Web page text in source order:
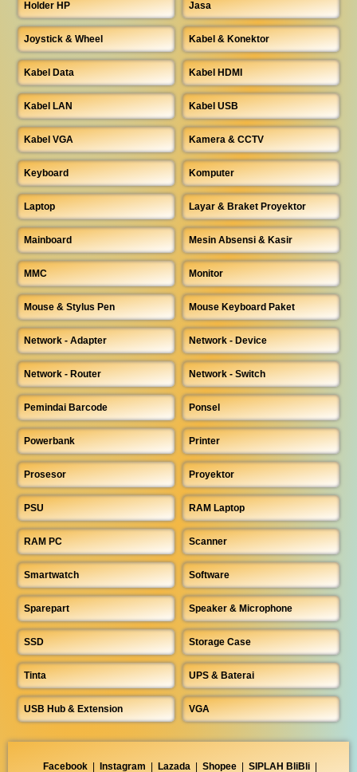
Holder HP Jasa
Joystick & Wheel Kabel & Konektor
Kabel Data Kabel HDMI
Kabel LAN Kabel USB
Kabel VGA Kamera & CCTV
Keyboard Komputer
Laptop Layar & Braket Proyektor
Mainboard Mesin Absensi & Kasir
MMC Monitor
Mouse & Stylus Pen Mouse Keyboard Paket
Network - Adapter Network - Device
Network - Router Network - Switch
Pemindai Barcode Ponsel
Powerbank Printer
Prosesor Proyektor
PSU RAM Laptop
RAM PC Scanner
Smartwatch Software
Sparepart Speaker & Microphone
SSD Storage Case
Tinta UPS & Baterai
USB Hub & Extension VGA
Facebook Instagram Lazada Shopee SIPLAH BliBli